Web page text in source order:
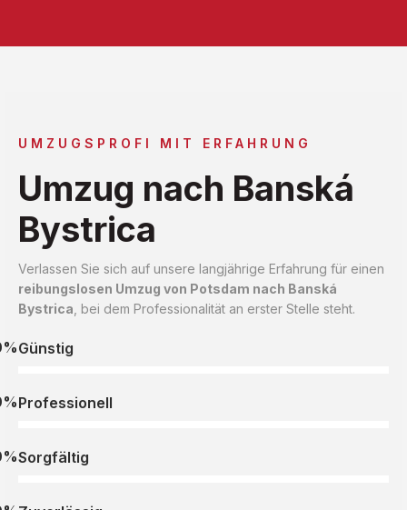
UMZUGSPROFI MIT ERFAHRUNG
Umzug nach Banská
Bystrica
Verlassen Sie sich auf unsere langjährige Erfahrung für einen
reibungslosen Umzug von Potsdam nach Banská
Bystrica , bei dem Professionalität an erster Stelle steht.
Günstig
Professionell
Sorgfältig